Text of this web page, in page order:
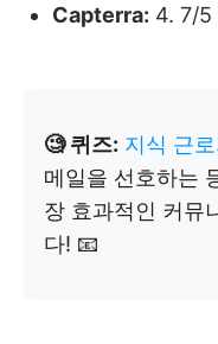
Capterra: 4. 7/5
🧐 퀴즈: 지식 근
메일을 선호하는
장 효과적인 커뮤
다! 📧